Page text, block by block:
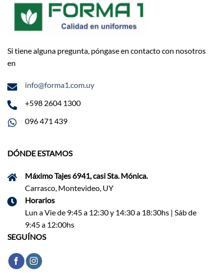
Si tiene alguna pregunta, póngase en contacto con nosotros
en
info@forma1.com.uy
+598 2604 1300
096 471 439
DÓNDE ESTAMOS
Máximo Tajes 6941, casi Sta. Mónica.
Carrasco, Montevideo, UY
Horarios
Lun a Vie de 9:45 a 12:30 y 14:30 a 18:30hs | Sáb de
9:45 a 12:00hs
SEGUÍNOS